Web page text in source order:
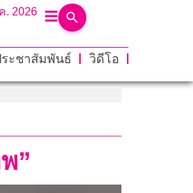
. 2026
ะชาสัมพันธ์
วิดีโอ
”